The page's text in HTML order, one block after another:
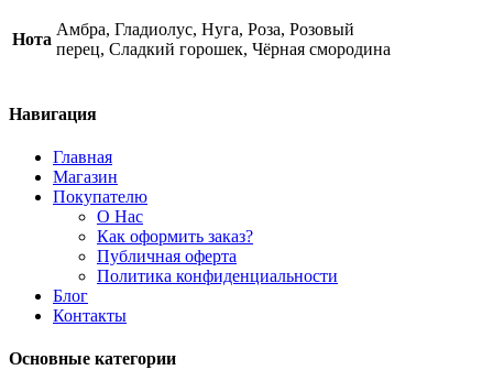
Sensuelle
quantity
Нота
Амбра, Гладиолус, Нуга, Роза, Розовый
перец, Сладкий горошек, Чёрная смородина
Навигация
Главная
Магазин
Покупателю
О Нас
Как оформить заказ?
Публичная оферта
Политика конфиденциальности
Блог
Контакты
Основные категории